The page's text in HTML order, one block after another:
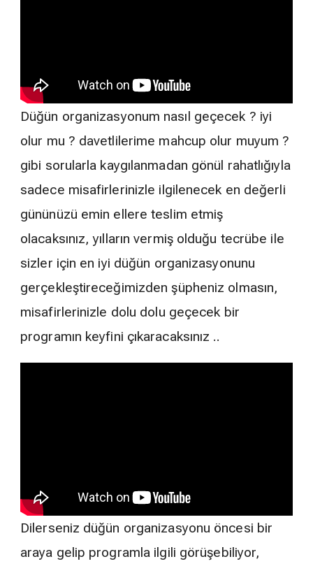
Düğün organizasyonum nasıl geçecek ? iyi
olur mu ? davetlilerime mahcup olur muyum ?
gibi sorularla kaygılanmadan gönül rahatlığıyla
sadece misafirlerinizle ilgilenecek en değerli
gününüzü emin ellere teslim etmiş
olacaksınız, yılların vermiş olduğu tecrübe ile
sizler için en iyi düğün organizasyonunu
gerçekleştireceğimizden şüpheniz olmasın,
misafirlerinizle dolu dolu geçecek bir
programın keyfini çıkaracaksınız ..
Dilerseniz düğün organizasyonu öncesi bir
araya gelip programla ilgili görüşebiliyor,